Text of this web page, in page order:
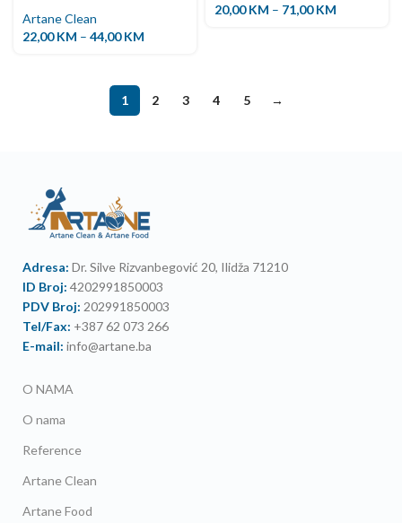
Artane Clean
22,00KM – 44,00KM
20,00KM – 71,00KM
1 2 3 4 5 →
Adresa: Dr. Silve Rizvanbegović 20, Ilidža 71210
ID Broj: 4202991850003
PDV Broj: 202991850003
Tel/Fax: +387 62 073 266
E-mail: info@artane.ba
O NAMA
O nama
Reference
Artane Clean
Artane Food